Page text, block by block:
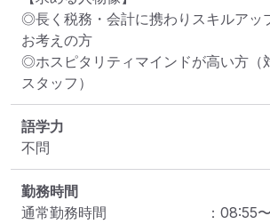
◎長く税務・会計に携わりスキルアッ
お考えの方
◎ホスピタリティマインドが高い方（
スタッフ）
語学力
不問
勤務時間
通常勤務時間
： 08:55〜